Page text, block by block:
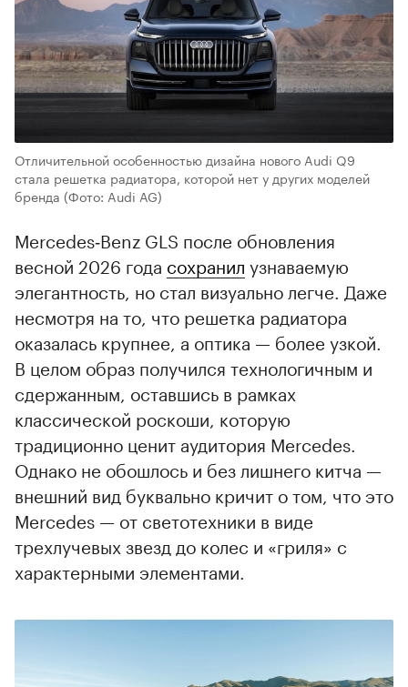
Отличительной особенностью дизайна нового Audi Q9
стала решетка радиатора, которой нет у других моделей
бренда (Фото: Audi AG)
Mercedes‑Benz GLS после обновления
весной 2026 года сохранил узнаваемую
элегантность, но стал визуально легче. Даже
несмотря на то, что решетка радиатора
оказалась крупнее, а оптика — более узкой.
В целом образ получился технологичным и
сдержанным, оставшись в рамках
классической роскоши, которую
традиционно ценит аудитория Mercedes.
Однако не обошлось и без лишнего китча —
внешний вид буквально кричит о том, что это
Mercedes — от светотехники в виде
трехлучевых звезд до колес и «гриля» с
характерными элементами.